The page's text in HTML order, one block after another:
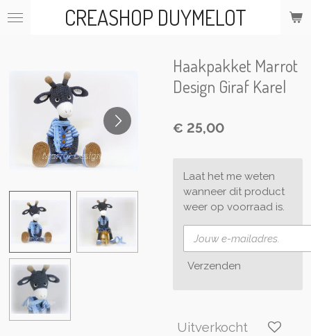
Ga
hoofdinhoud
CREASHOP DUYMELOT
Haakpakket Marrot
Design Giraf Karel
€ 25,00
Laat het me weten
wanneer dit product
weer op voorraad is.
Verzenden
Uitverkocht